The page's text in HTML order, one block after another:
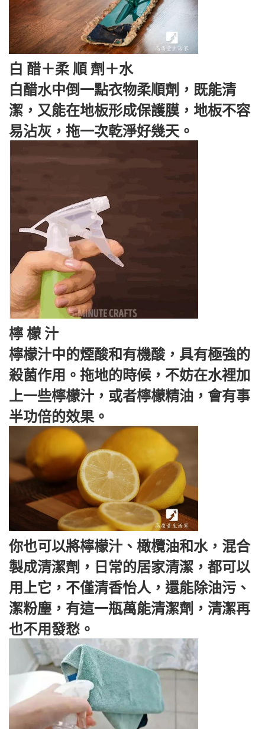
白 醋＋柔 順 劑＋水
白醋水中倒一點衣物柔順劑，既能清
潔，又能在地板形成保護膜，地板不容
易沾灰，拖一次乾淨好幾天。
檸 檬 汁
檸檬汁中的煙酸和有機酸，具有極強的
殺菌作用。拖地的時候，不妨在水裡加
上一些檸檬汁，或者檸檬精油，會有事
半功倍的效果。
你也可以將檸檬汁、橄欖油和水，混合
製成清潔劑，日常的居家清潔，都可以
用上它，不僅清香怡人，還能除油污、
潔粉塵，有這一瓶萬能清潔劑，清潔再
也不用發愁。